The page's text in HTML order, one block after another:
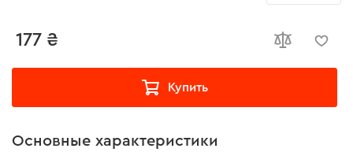
177 ₴
Купить
Основные характеристики